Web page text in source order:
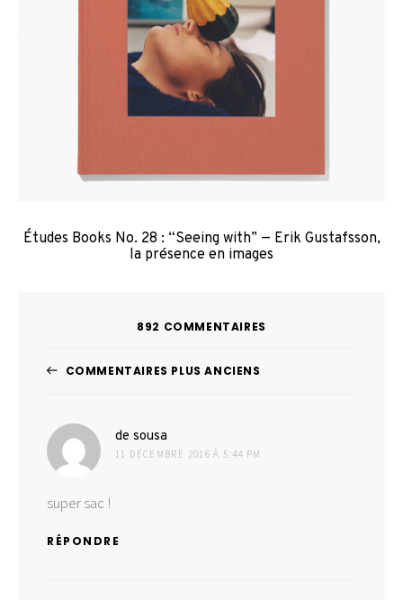
Études Books No. 28 : “Seeing with” — Erik Gustafsson,
la présence en images
892 COMMENTAIRES
Navigation
les
commentaires
COMMENTAIRES PLUS ANCIENS
de sousa
11 DÉCEMBRE 2016 À 5:44 PM
super sac !
RÉPONDRE